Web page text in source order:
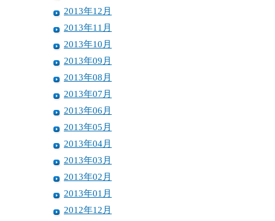
2013年12月
2013年11月
2013年10月
2013年09月
2013年08月
2013年07月
2013年06月
2013年05月
2013年04月
2013年03月
2013年02月
2013年01月
2012年12月